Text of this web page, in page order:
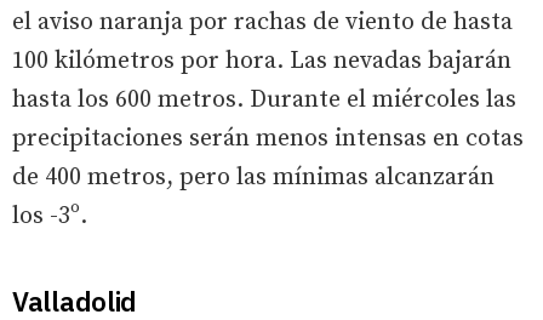
el aviso naranja por rachas de viento de hasta
100 kilómetros por hora. Las nevadas bajarán
hasta los 600 metros. Durante el miércoles las
precipitaciones serán menos intensas en cotas
de 400 metros, pero las mínimas alcanzarán
los -3º.
Valladolid